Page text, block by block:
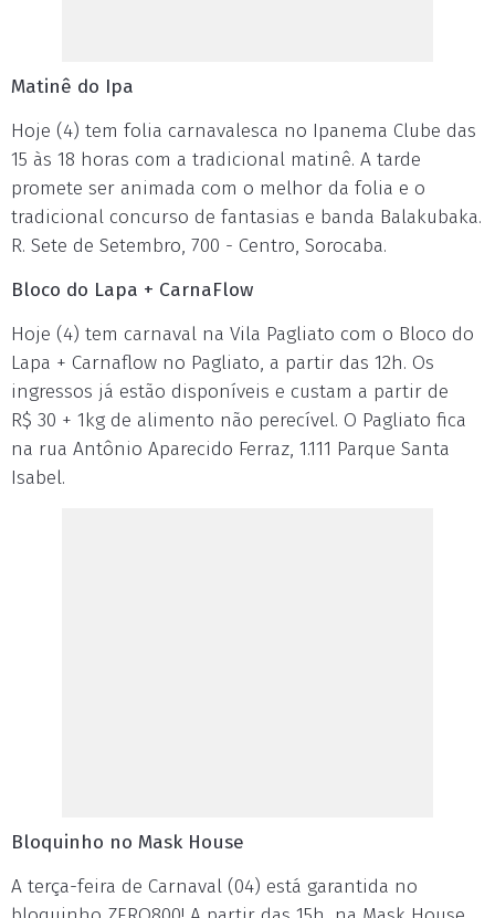
Matinê do Ipa
Hoje (4) tem folia carnavalesca no Ipanema Clube das
15 às 18 horas com a tradicional matinê. A tarde
promete ser animada com o melhor da folia e o
tradicional concurso de fantasias e banda Balakubaka.
R. Sete de Setembro, 700 - Centro, Sorocaba.
Bloco do Lapa + CarnaFlow
Hoje (4) tem carnaval na Vila Pagliato com o Bloco do
Lapa + Carnaflow no Pagliato, a partir das 12h. Os
ingressos já estão disponíveis e custam a partir de
R$ 30 + 1kg de alimento não perecível. O Pagliato fica
na rua Antônio Aparecido Ferraz, 1.111 Parque Santa
Isabel.
Bloquinho no Mask House
A terça-feira de Carnaval (04) está garantida no